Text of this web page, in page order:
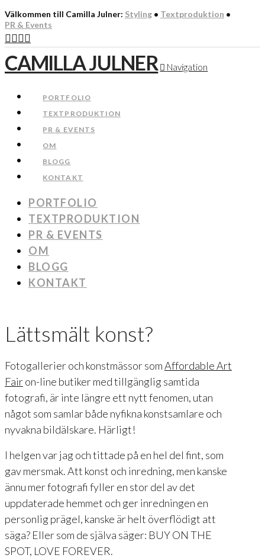
Välkommen till Camilla Julner: Styling • Textproduktion •
PR & Events
CAMILLA JULNER Navigation
PORTFOLIO
TEXTPRODUKTION
PR & EVENTS
OM
BLOGG
KONTAKT
PORTFOLIO
TEXTPRODUKTION
PR & EVENTS
OM
BLOGG
KONTAKT
Lättsmält konst?
Fotogallerier och konstmässor somAffordable Art
Fairon-line butiker med tillgänglig samtida
fotografi, är inte längre ett nytt fenomen, utan
något som samlar både nyfikna konstsamlare och
nyvakna bildälskare. Härligt!
I helgen var jag och tittade på en hel del fint, som
gav mersmak. Att konst och inredning, men kanske
ännu mer fotografi fyller en stor del av det
uppdaterade hemmet och ger inredningen en
personlig prägel, kanske är helt överflödigt att
säga? Eller som de själva säger: BUY ON THE
SPOT, LOVE FOREVER.